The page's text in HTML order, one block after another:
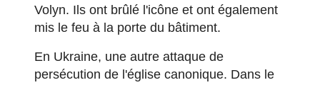
Volyn. Ils ont brûlé l'icône et ont également
mis le feu à la porte du bâtiment.
En Ukraine, une autre attaque de
persécution de l'église canonique. Dans le